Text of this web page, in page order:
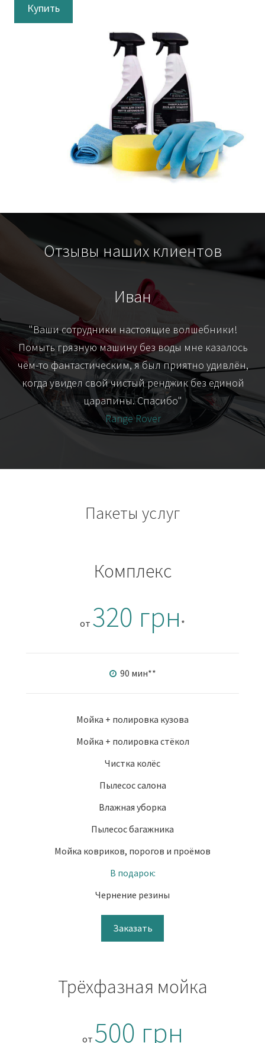
Купить
Отзывы наших клиентов
Иван
"Ваши сотрудники настоящие волшебники!
Помыть грязную машину без воды мне казалось
чём-то фантастическим, я был приятно удивлён,
когда увидел свой чистый ренджик без единой
царапины. Спасибо"
Range Rover
Пакеты услуг
Комплекс
от 320 грн *
90 мин**
Мойка + полировка кузова
Мойка + полировка стёкол
Чистка колёс
Пылесос салона
Влажная уборка
Пылесос багажника
Мойка ковриков, порогов и проёмов
В подарок:
Чернение резины
Заказать
Трёхфазная мойка
от 500 грн